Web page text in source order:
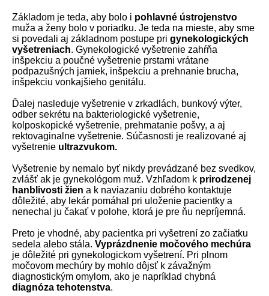
Základom je teda, aby bolo i pohlavné ústrojenstvo
muža a ženy bolo v poriadku. Je teda na mieste, aby sme
si povedali aj základnom postupe pri gynekologických
vyšetreniach. Gynekologické vyšetrenie zahŕňa
inšpekciu a poučné vyšetrenie prstami vrátane
podpazušných jamiek, inšpekciu a prehnanie brucha,
inšpekciu vonkajšieho genitálu.
Ďalej nasleduje vyšetrenie v zrkadlách, bunkový výter,
odber sekrétu na bakteriologické vyšetrenie,
kolposkopické vyšetrenie, prehmatanie pošvy, a aj
rektovaginalne vyšetrenie. Súčasnosti je realizované aj
vyšetrenie ultrazvukom.
Vyšetrenie by nemalo byť nikdy prevádzané bez svedkov,
zvlášť ak je gynekológom muž. Vzhľadom k prirodzenej
hanblivosti žien a k naviazaniu dobrého kontaktuje
dôležité, aby lekár pomáhal pri uloženie pacientky a
nenechal ju čakať v polohe, ktorá je pre ňu nepríjemná.
Preto je vhodné, aby pacientka pri vyšetrení zo začiatku
sedela alebo stála. Vyprázdnenie močového mechúra
je dôležité pri gynekologickom vyšetrení. Pri plnom
močovom mechúry by mohlo dôjsť k závažným
diagnostickým omylom, ako je napríklad chybná
diagnóza tehotenstva.